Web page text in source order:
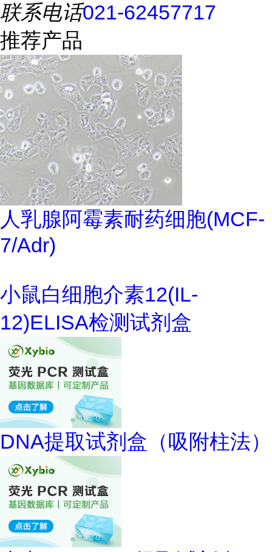
联系电话021-62457717
推荐产品
人乳腺阿霉素耐药细胞(MCF-
7/Adr)
小鼠白细胞介素12(IL-
12)ELISA检测试剂盒
DNA提取试剂盒（吸附柱法）